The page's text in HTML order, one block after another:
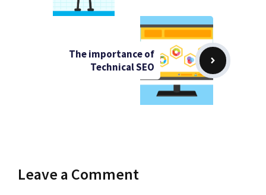
The importance of
Technical SEO
Leave a Comment